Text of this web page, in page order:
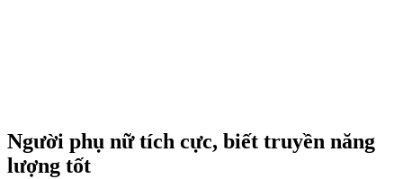
Người phụ nữ tích cực, biết truyền năng
lượng tốt